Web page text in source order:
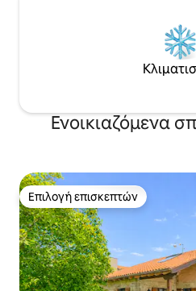
Ενοικιαζόμενα
Επιλογή επισκεπτών
Επιλογή επισκεπτών